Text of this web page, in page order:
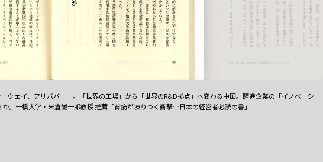
ウェイ、アリババ……。「世界の工場」から「世界のR&D拠点」へ変わる中国。躍進企業の「イノベーシ
。一橋大学・米倉誠一郎教授 推薦「背筋が凍りつく衝撃…日本の経営者必読の書」